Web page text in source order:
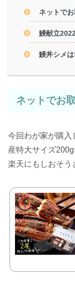
ネットで
鰻献立2022
鰻丼シメ
ネットでお
今回わが家が購入
産特大サイズ
楽天にもしおそう